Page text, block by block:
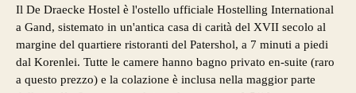
Il De Draecke Hostel è l'ostello ufficiale Hostelling International
a Gand, sistemato in un'antica casa di carità del XVII secolo al
margine del quartiere ristoranti del Patershol, a 7 minuti a piedi
dal Korenlei. Tutte le camere hanno bagno privato en-suite (raro
a questo prezzo) e la colazione è inclusa nella maggior parte